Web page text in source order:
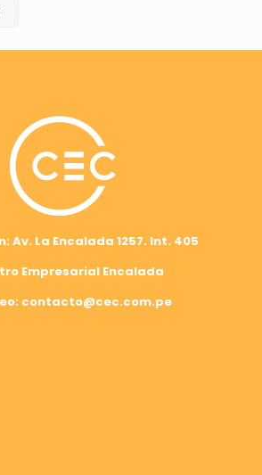
Encalada 1257. Int. 405
Encalada